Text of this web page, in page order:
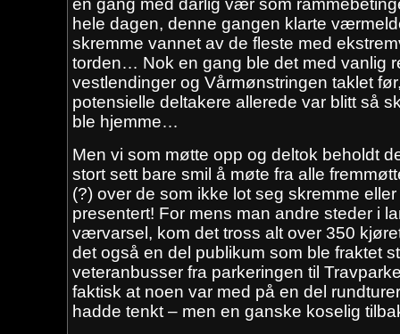
en gang med dårlig vær som
hele dagen, denne gangen klarte
skremme vannet av de fleste med
torden… Nok en gang ble det med vanlig
vestlendinger og Vårmønstringen taklet
potensielle deltakere allerede var blitt så
ble hjemme…
Men vi som møtte opp og deltok beholdt
stort sett bare smil å møte fra alle
(?) over de som ikke lot seg skremme
presentert! For mens man andre steder i
værvarsel, kom det tross alt over 350
det også en del publikum som ble fraktet
veteranbusser fra parkeringen til
faktisk at noen var med på en del
hadde tenkt – men en ganske koselig